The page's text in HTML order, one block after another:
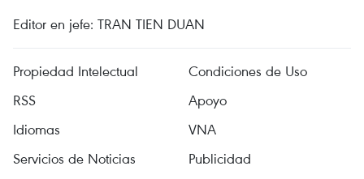
Editor en jefe: TRAN TIEN DUAN
Propiedad Intelectual
Condiciones de Uso
RSS
Apoyo
Idiomas
VNA
Servicios de Noticias
Publicidad